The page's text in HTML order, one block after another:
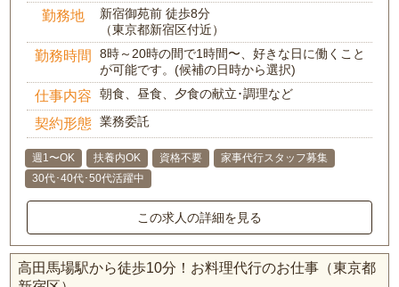
勤務地
新宿御苑前 徒歩8分
（東京都新宿区付近）
勤務時間
8時～20時の間で1時間〜、好きな日に働くこと
が可能です。(候補の日時から選択)
仕事内容 朝食、昼食、夕食の献立･調理など
契約形態 業務委託
週1〜OK 扶養内OK 資格不要
家事代行スタッフ募集
30代･40代･50代活躍中
この求人の詳細を見る
高田馬場駅から徒歩10分！お料理代行のお仕事（東京都